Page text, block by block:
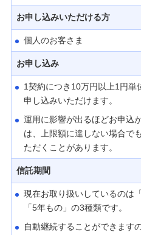
お申し込みいただける方
個人のお客さま
お申し込み
1契約につき10万円以上1円単
申し込みいただけます。
運用に影響が出るほどお申込
は、上限額に達しない場合で
ただくことがあります。
信託期間
現在お取り扱いしているのは
「5年もの」の3種類です。
自動継続することができます